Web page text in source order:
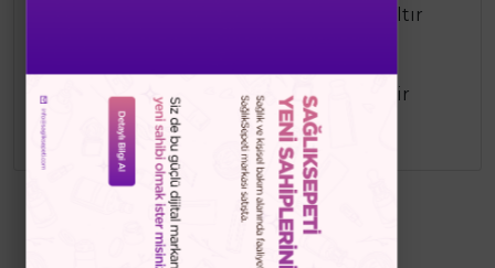
Kırışıklık ve ince çizgi görünümünü azaltır
Cilt dokusunu yeniler ve pürüzsüzleştirir
Dermatolojik olarak test edilmiştir